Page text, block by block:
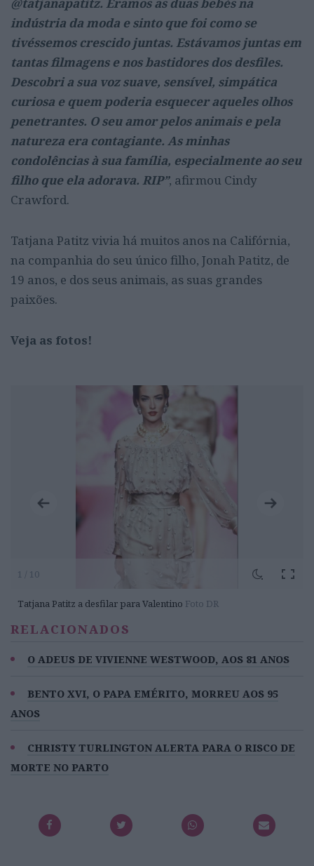
@tatjanapatitz. Éramos as duas bebés na
indústria da moda e sinto que foi como se
tivéssemos crescido juntas. Estávamos juntas em
tantas filmagens e nos bastidores dos desfiles.
Descobri a sua voz suave, sensível, simpática
curiosa e quem poderia esquecer aqueles olhos
penetrantes. O seu amor pelos animais e pela
natureza era contagiante. As minhas
condolências à sua família, especialmente ao seu
filho que ela adorava. RIP”, afirmou Cindy
Crawford.
Tatjana Patitz vivia há muitos anos na Califórnia,
na companhia do seu único filho, Jonah Patitz, de
19 anos, e dos seus animais, as suas grandes
paixões.
Veja as fotos!
1 / 10
Tatjana Patitz a desfilar para Valentino Foto DR
RELACIONADOS
O ADEUS DE VIVIENNE WESTWOOD, AOS 81 ANOS
BENTO XVI, O PAPA EMÉRITO, MORREU AOS 95
ANOS
CHRISTY TURLINGTON ALERTA PARA O RISCO DE
MORTE NO PARTO